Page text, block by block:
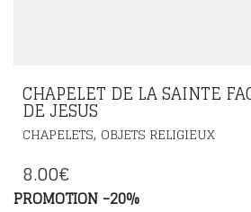
CHAPELET DE LA SAINTE
DE JESUS
CHAPELETS, OBJETS RELIGIEUX
8.00€
PROMOTION -20%